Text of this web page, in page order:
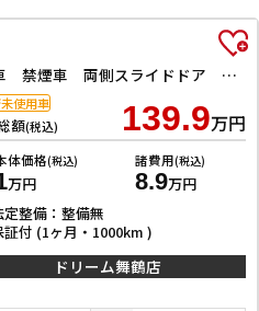
ハイブリッドG 届出済未使用車 禁煙車 両側スライドドア クリアランスソナー 衝突被害軽減システム オートライト LEDヘッドランプ スマートキー アイドリングストップ 電動格納ミラー ベンチシート 盗難防止システム
額(税込) 139.9万円
体価格(税込)
万円
諸費用(税込)
8.9万円
定整備：整備無
証付 (1ヶ月・1000km )
使用車
ドリーム舞鶴店